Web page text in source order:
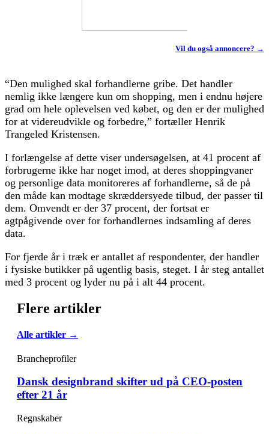
Vil du også annoncere? →
“Den mulighed skal forhandlerne gribe. Det handler
nemlig ikke længere kun om shopping, men i endnu højere
grad om hele oplevelsen ved købet, og den er der mulighed
for at videreudvikle og forbedre,” fortæller Henrik
Trangeled Kristensen.
I forlængelse af dette viser undersøgelsen, at 41 procent af
forbrugerne ikke har noget imod, at deres shoppingvaner
og personlige data monitoreres af forhandlerne, så de på
den måde kan modtage skræddersyede tilbud, der passer til
dem. Omvendt er der 37 procent, der fortsat er
agtpågivende over for forhandlernes indsamling af deres
data.
For fjerde år i træk er antallet af respondenter, der handler
i fysiske butikker på ugentlig basis, steget. I år steg antallet
med 3 procent og lyder nu på i alt 44 procent.
Flere artikler
Alle artikler →
Brancheprofiler
Dansk designbrand skifter ud på CEO-posten
efter 21 år
Regnskaber